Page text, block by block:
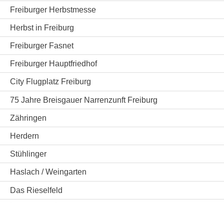
Freiburger Herbstmesse
Herbst in Freiburg
Freiburger Fasnet
Freiburger Hauptfriedhof
City Flugplatz Freiburg
75 Jahre Breisgauer Narrenzunft Freiburg
Zähringen
Herdern
Stühlinger
Haslach / Weingarten
Das Rieselfeld